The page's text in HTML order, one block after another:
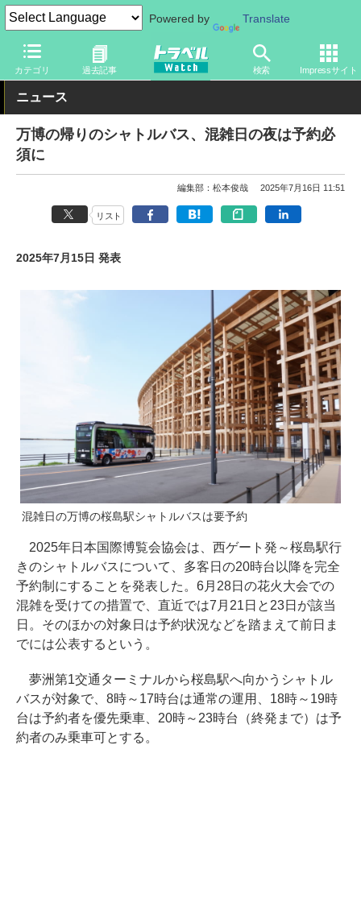
Powered by Translate
カテゴリ 過去記事 検索 Impressサイト
トラベル Watch イベント 国際博覧会 2025年大阪・関西万博
ニュース
万博の帰りのシャトルバス、混雑日の夜は予約必
須に
編集部：松本俊哉 2025年7月16日 11:51
リスト
2025年7月15日 発表
混雑日の万博の桜島駅シャトルバスは要予約
2025年日本国際博覧会協会は、西ゲート発～桜島駅行
きのシャトルバスについて、多客日の20時台以降を完全
予約制にすることを発表した。6月28日の花火大会での
混雑を受けての措置で、直近では7月21日と23日が該当
日。そのほかの対象日は予約状況などを踏まえて前日ま
でには公表するという。
夢洲第1交通ターミナルから桜島駅へ向かうシャトル
バスが対象で、8時～17時台は通常の運用、18時～19時
台は予約者を優先乗車、20時～23時台（終発まで）は予
約者のみ乗車可とする。